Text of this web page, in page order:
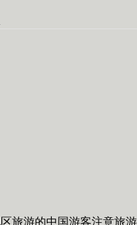
旅游的中国游客注意旅游